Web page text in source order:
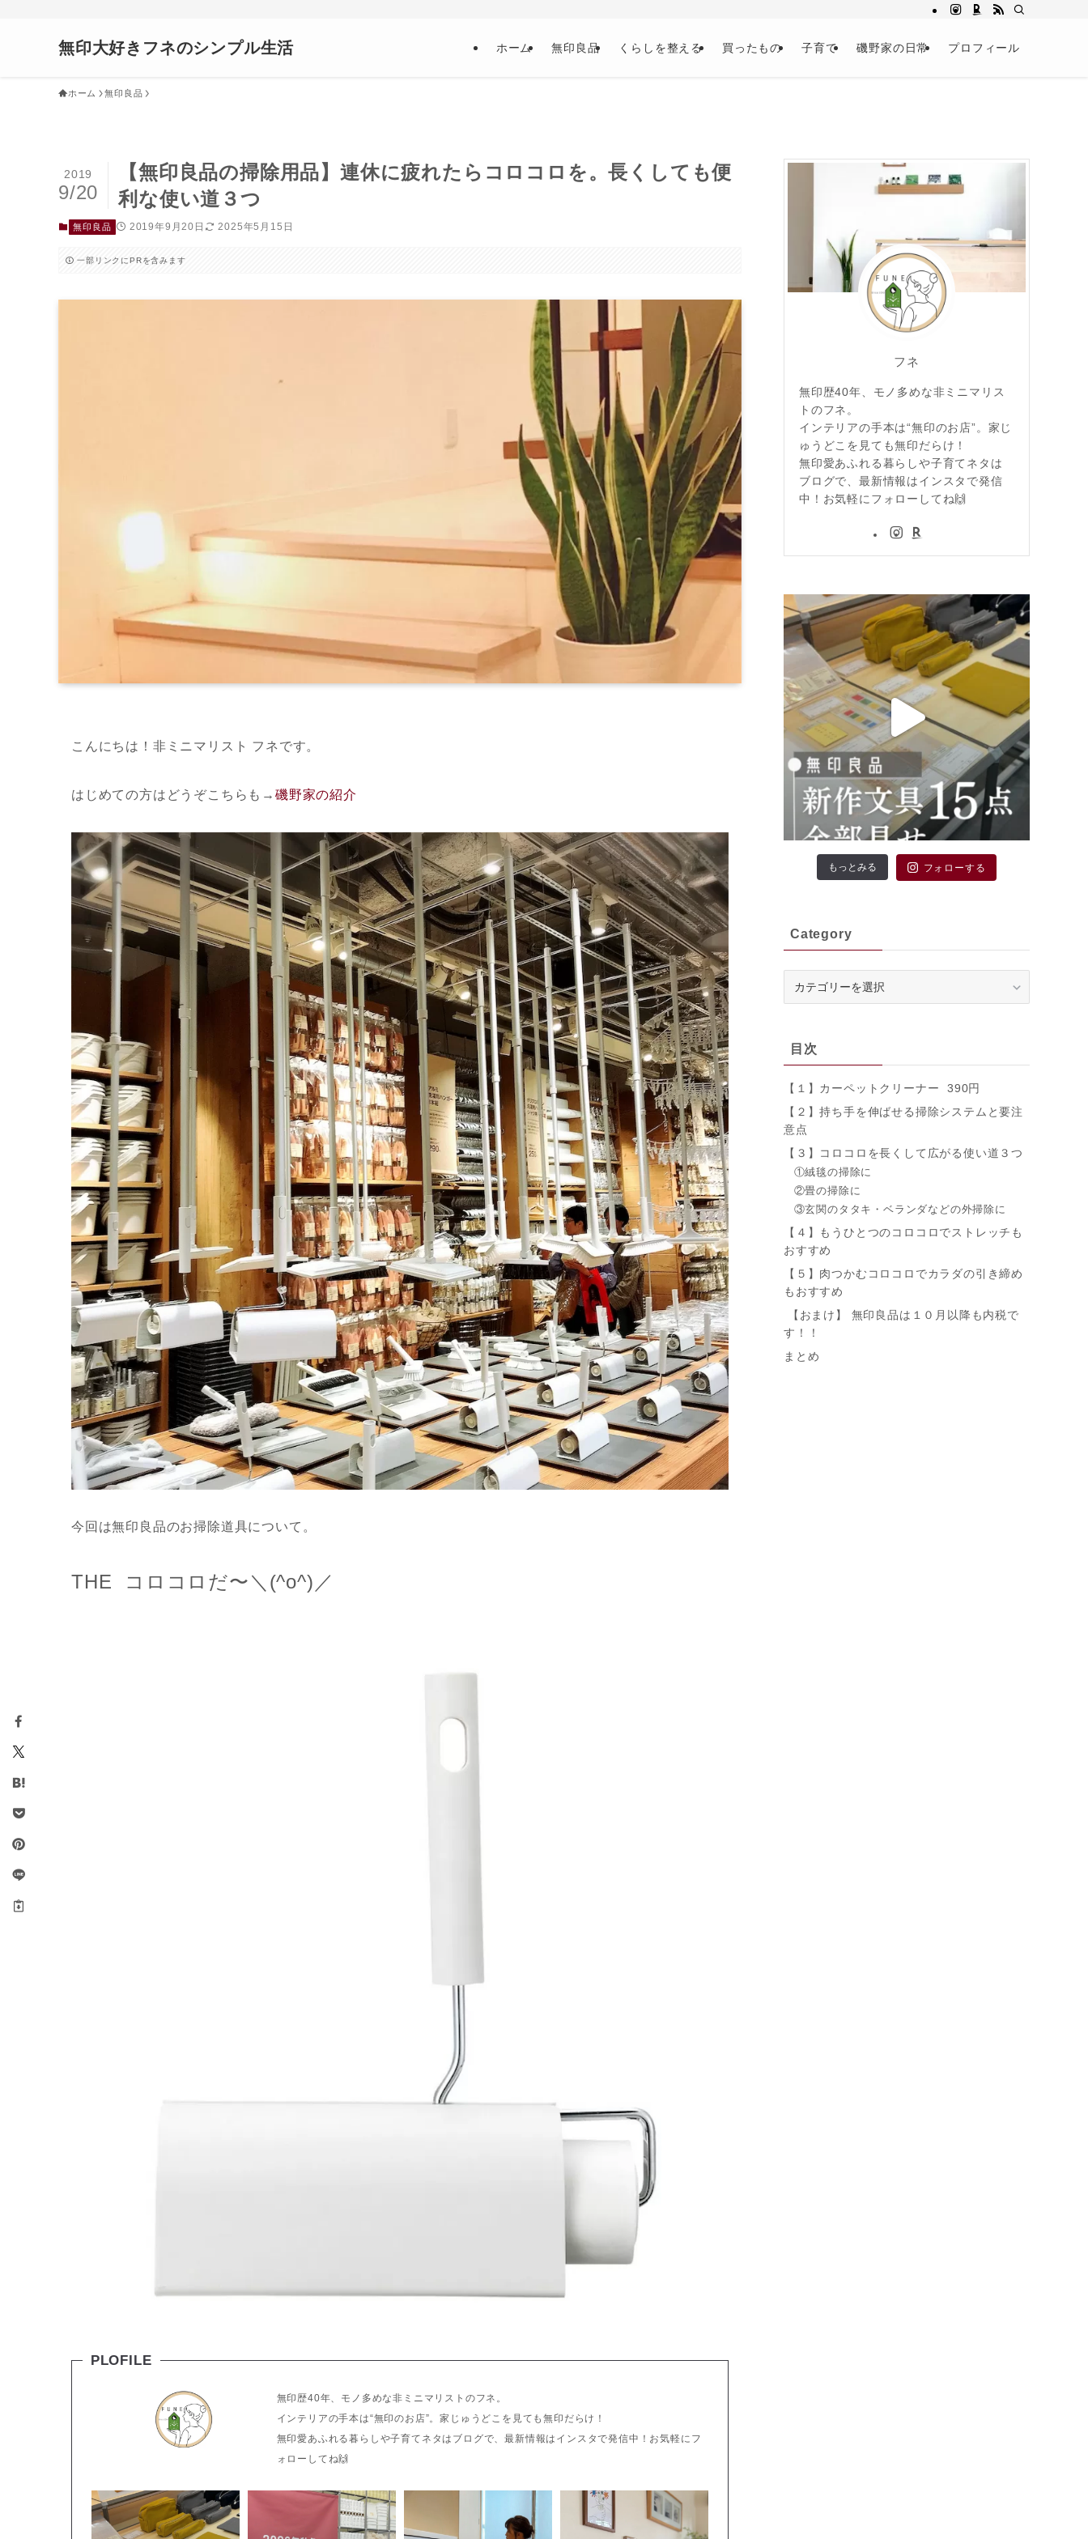
無印大好きフネのシンプル生活 ホーム 無印良品 くらしを整える 買ったもの 子育て 磯野家の日常 プロフィール
ホーム 無印良品
【無印良品の掃除用品】連休に疲れたらコロコロを。長くしても便
利な使い道３つ
2019
9/20
無印良品 2019年9月20日 2025年5月15日
一部リンクにPRを含みます
こんにちは！非ミニマリスト フネです。
はじめての方はどうぞこちらも →磯野家の紹介
今回は無印良品のお掃除道具について。
THE コロコロだ〜＼(^o^)／
PLOFILE
無印歴40年、モノ多めな非ミニマリストのフネ。
インテリアの手本は“無印のお店”。家じゅうどこを見ても無印だらけ！
無印愛あふれる暮らしや子育てネタはブログで、最新情報はインスタで発信中！お気軽にフ
ォローしてね🙌
フネ
無印歴40年、モノ多めな非ミニマリス
トのフネ。
インテリアの手本は“無印のお店”。家じ
ゅうどこを見ても無印だらけ！
無印愛あふれる暮らしや子育てネタは
ブログで、最新情報はインスタで発信
中！お気軽にフォローしてね🙌
もっとみる フォローする
Category
目次
【１】カーペットクリーナー 390円
【２】持ち手を伸ばせる掃除システムと要注
意点
【３】コロコロを長くして広がる使い道３つ
①絨毯の掃除に
②畳の掃除に
③玄関のタタキ・ベランダなどの外掃除に
【４】もうひとつのコロコロでストレッチも
おすすめ
【５】肉つかむコロコロでカラダの引き締め
もおすすめ
【おまけ】 無印良品は１０月以降も内税で
す！！
まとめ